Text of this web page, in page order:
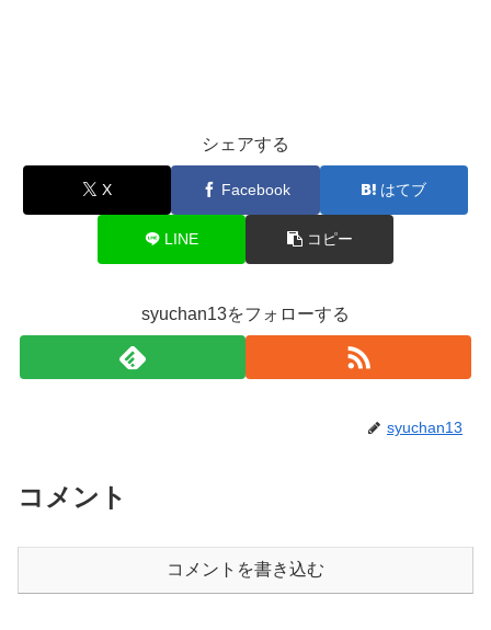
シェアする
X Facebook はてブ
LINE コピー
syuchan13をフォローする
syuchan13
コメント
コメントを書き込む